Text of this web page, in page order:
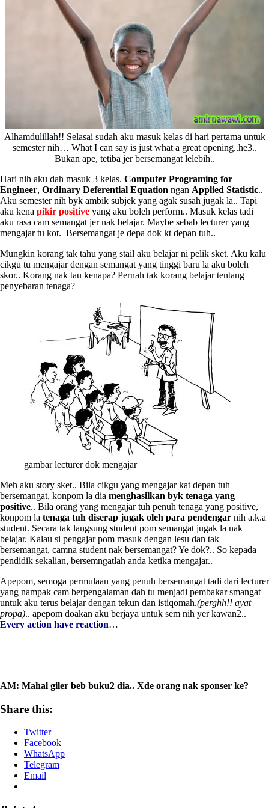
Alhamdulillah!! Selasai sudah aku masuk kelas di hari pertama untuk
semester nih… What I can say is just what a great opening..he3..
Bukan ape, tetiba jer bersemangat lelebih..
Hari nih aku dah masuk 3 kelas. Computer Programing for
Engineer, Ordinary Deferential Equation ngan Applied Statistic..
Aku semester nih byk ambik subjek yang agak susah jugak la.. Tapi
aku kena pikir positive yang aku boleh perform.. Masuk kelas tadi
aku rasa cam semangat jer nak belajar. Maybe sebab lecturer yang
mengajar tu kot. Bersemangat je depa dok kt depan tuh..
Mungkin korang tak tahu yang stail aku belajar ni pelik sket. Aku kalu
cikgu tu mengajar dengan semangat yang tinggi baru la aku boleh
skor.. Korang nak tau kenapa? Pernah tak korang belajar tentang
penyebaran tenaga?
gambar lecturer dok mengajar
Meh aku story sket.. Bila cikgu yang mengajar kat depan tuh
bersemangat, konpom la dia menghasilkan byk tenaga yang
positive.. Bila orang yang mengajar tuh penuh tenaga yang positive,
konpom la tenaga tuh diserap jugak oleh para pendengar nih a.k.a
student. Secara tak langsung student pom semangat jugak la nak
belajar. Kalau si pengajar pom masuk dengan lesu dan tak
bersemangat, camna student nak bersemangat? Ye dok?.. So kepada
pendidik sekalian, bersemngatlah anda ketika mengajar..
Apepom, semoga permulaan yang penuh bersemangat tadi dari lecturer
yang nampak cam berpengalaman dah tu menjadi pembakar smangat
untuk aku terus belajar dengan tekun dan istiqomah.(perghh!! ayat
propa).. apepom doakan aku berjaya untuk sem nih yer kawan2..
Every action have reaction…
AM: Mahal giler beb buku2 dia.. Xde orang nak sponser ke?
Share this:
Twitter
Facebook
WhatsApp
Telegram
Email